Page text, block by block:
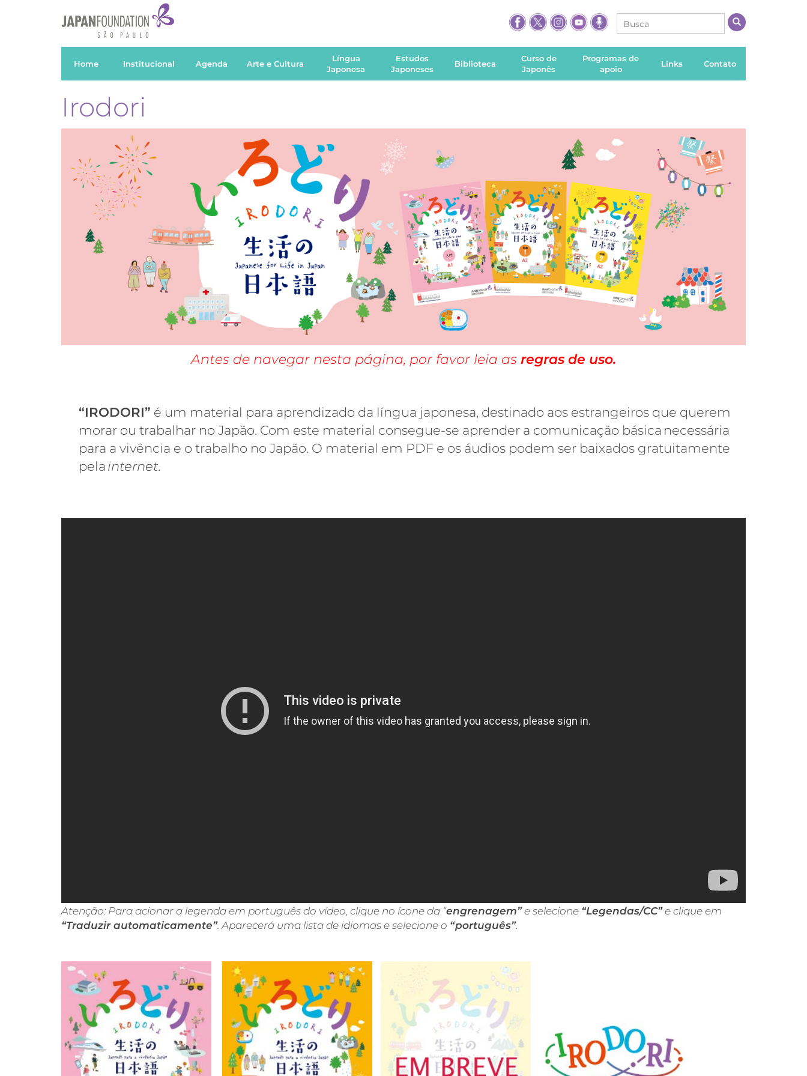
Home Institucional Agenda Arte e Cultura
Língua
Japonesa
Estudos
Japoneses
Biblioteca
Curso de
Japonês
Programas de
apoio
Links Contato
Irodori
Antes de navegar nesta página, por favor leia as regras de uso.
“IRODORI” é um material para aprendizado da língua japonesa, destinado aos estrangeiros que querem
morar ou trabalhar no Japão. Com este material consegue-se aprender a comunicação básica necessária
para a vivência e o trabalho no Japão. O material em PDF e os áudios podem ser baixados gratuitamente
pelainternet.
Atenção: Para acionar a legenda em português do vídeo, clique no ícone da “engrenagem”e selecione “Legendas/CC”e clique em
“Traduzir automaticamente”. Aparecerá uma lista de idiomas e selecione o “português”.